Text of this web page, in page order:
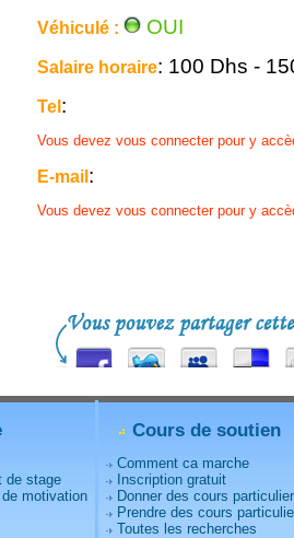
Véhiculé : OUI
Salaire horaire: 100 Dhs -
Tel:
Vous devez vous connecter pour y
E-mail:
Vous devez vous connecter pour y
de stage
motivation
Cours de soutien
Comment ca marche
Inscription gratuit
Donner des cours
Prendre des cours
Toutes les recherches